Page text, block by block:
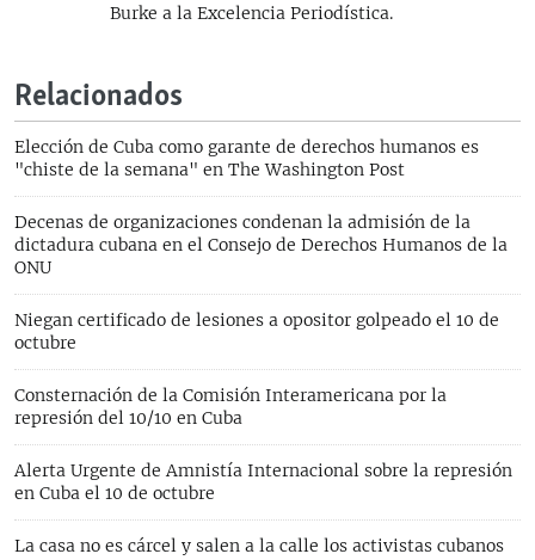
Burke a la Excelencia Periodística.
Relacionados
Elección de Cuba como garante de derechos humanos es
"chiste de la semana" en The Washington Post
Decenas de organizaciones condenan la admisión de la
dictadura cubana en el Consejo de Derechos Humanos de la
ONU
Niegan certificado de lesiones a opositor golpeado el 10 de
octubre
Consternación de la Comisión Interamericana por la
represión del 10/10 en Cuba
Alerta Urgente de Amnistía Internacional sobre la represión
en Cuba el 10 de octubre
La casa no es cárcel y salen a la calle los activistas cubanos